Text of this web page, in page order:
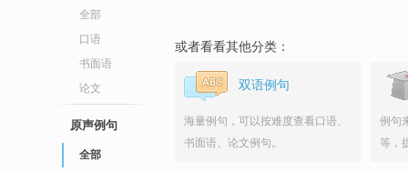
全部
口语
书面语
论文
原声例句
全部
或者看看其他分类：
双语例句
海量例句，可以按难度查看口语、
书面语、论文例句。
例句
等，